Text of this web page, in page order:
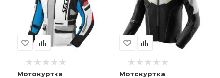
Мотокуртка
Мотокуртка